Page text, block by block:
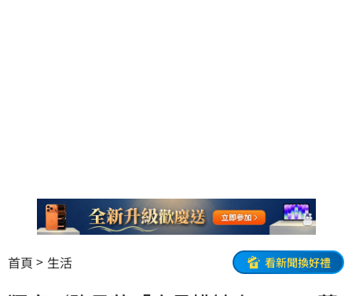
首頁 生活 看新聞換好禮